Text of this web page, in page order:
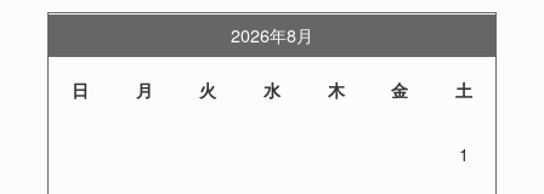
2026年8月
日 月 火 水 木 金 土
1